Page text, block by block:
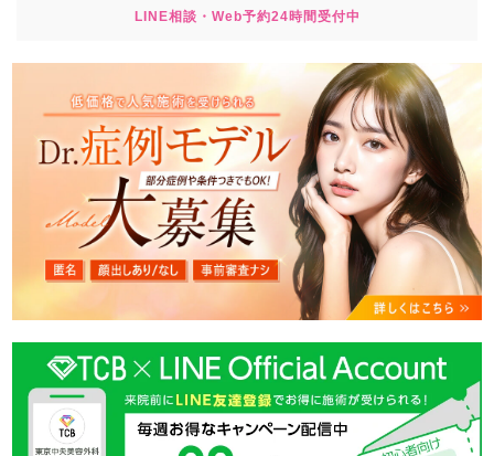
LINE相談・Web予約24時間受付中